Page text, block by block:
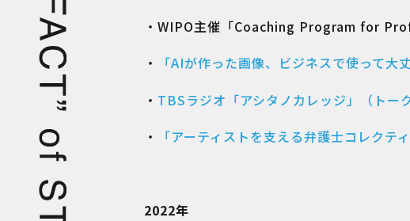
・WIPO主催「Coaching Program for
・
「AIが作った画像、ビジネスで使って
・ TBSラジオ「アシタノカレッジ」（トー
・
「アーティストを支える弁護士コレクテ
2022年